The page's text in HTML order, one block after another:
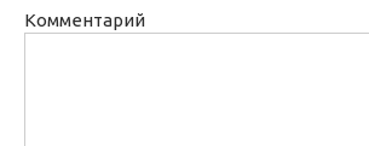
Комментарий